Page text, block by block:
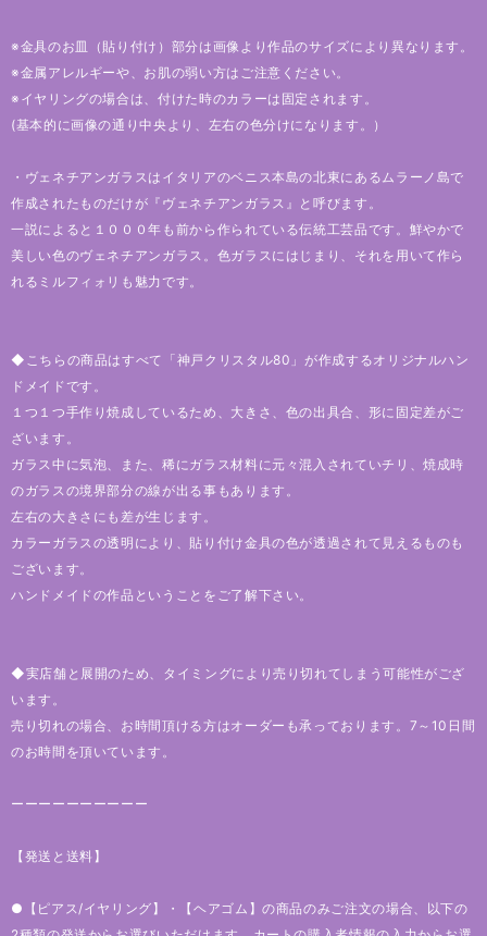
※金具のお皿（貼り付け）部分は画像より作品のサイズにより異なります。
※金属アレルギーや、お肌の弱い方はご注意ください。
※イヤリングの場合は、付けた時のカラーは固定されます。
(基本的に画像の通り中央より、左右の色分けになります。）
・ヴェネチアンガラスはイタリアのベニス本島の北東にあるムラーノ島で
作成されたものだけが『ヴェネチアンガラス』と呼びます。
一説によると１０００年も前から作られている伝統工芸品です。鮮やかで
美しい色のヴェネチアンガラス。色ガラスにはじまり、それを用いて作ら
れるミルフィォリも魅力です。
◆こちらの商品はすべて「神戸クリスタル80」が作成するオリジナルハン
ドメイドです。
１つ１つ手作り焼成しているため、大きさ、色の出具合、形に固定差がご
ざいます。
ガラス中に気泡、また、稀にガラス材料に元々混入されていチリ、焼成時
のガラスの境界部分の線が出る事もあります。
左右の大きさにも差が生じます。
カラーガラスの透明により、貼り付け金具の色が透過されて見えるものも
ございます。
ハンドメイドの作品ということをご了解下さい。
◆実店舗と展開のため、タイミングにより売り切れてしまう可能性がござ
います。
売り切れの場合、お時間頂ける方はオーダーも承っております。7～10日間
のお時間を頂いています。
ーーーーーーーーーー
【発送と送料】
●【ピアス/イヤリング】・【ヘアゴム】の商品のみご注文の場合、以下の